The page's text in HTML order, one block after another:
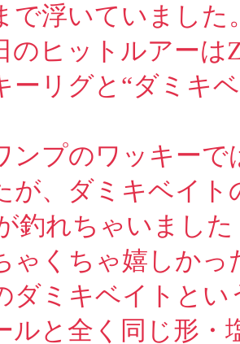
で浮いていました
のヒットルアーは
ーリグと“ダミキ
ンプのワッキーで
が、ダミキベイ
釣れちゃいました
ゃくちゃ嬉しかっ
ダミキベイトと
ルと全く同じ形・